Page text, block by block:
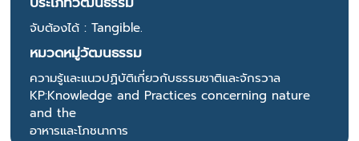
จับต้องได้ : Tangible.
หมวดหมู่วัฒนธรรม
ความรู้และแนวปฏิบัติเกี่ยวกับธรรมชาติและจักรวาล
KP:Knowledge and Practices concerning nature
and the
อาหารและโภชนาการ